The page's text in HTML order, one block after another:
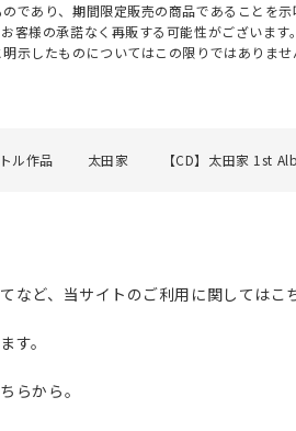
であり、期間限定販売の商品であることを示
客様の承諾なく再販する可能性がございます
示したものについてはこの限りではありませ
ル作品 太田家 【CD】太田家 1st
ど、当サイトのご利用に関してはこ
す。
らから。